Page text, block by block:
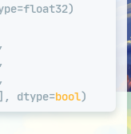
dtype=bool)